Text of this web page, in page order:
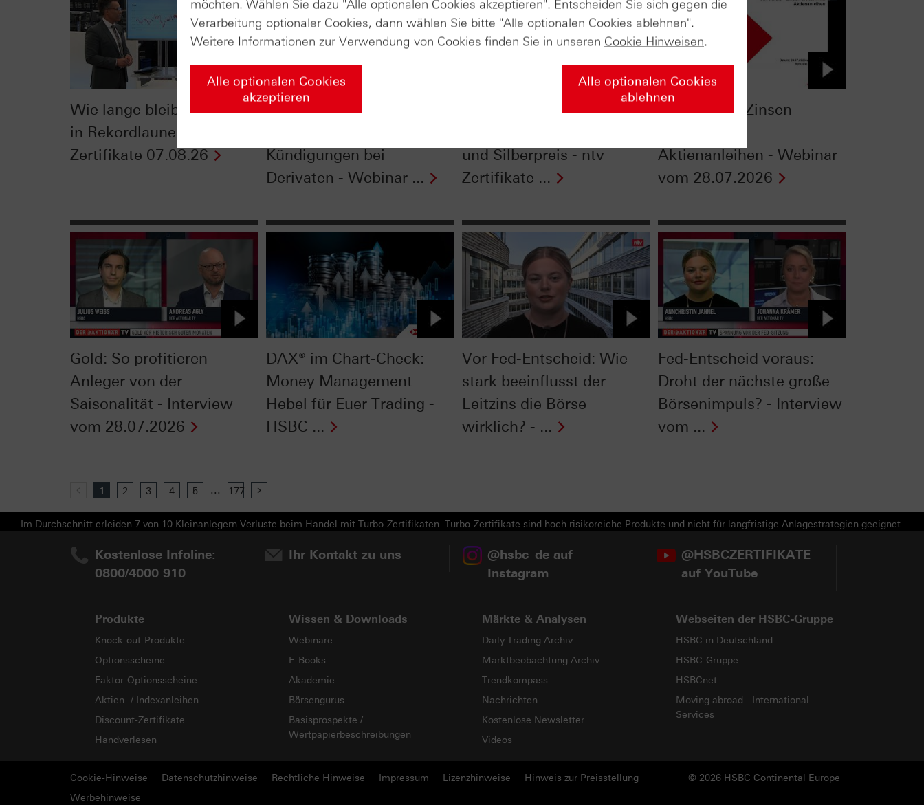
Wie lange bleibt der DAX®
in Rekordlaune? - ntv
Zertifikate 07.08.26
Der Blick ins
Kündigungen bei
Derivaten - Webinar ...
Der Einfluss der
und Silberpreis - ntv
Zertifikate ...
Checkliste - Zinsen
Aktienanleihen - Webinar
vom 28.07.2026
Gold: So profitieren
Anleger von der
Saisonalität - Interview
vom 28.07.2026
DAX® im Chart-Check:
Money Management -
Hebel für Euer Trading -
HSBC ...
Vor Fed-Entscheid: Wie
stark beeinflusst der
Leitzins die Börse
wirklich? - ...
Fed-Entscheid voraus:
Droht der nächste große
Börsenimpuls? - Interview
vom ...
Previous
1 2 3 4 5 ... 177
Im Durchschnitt erleiden 7 von 10 Kleinanlegern Verluste beim Handel mit Turbo-Zertifikaten. Turbo-Zertifikate sind hoch risikoreiche Produkte und nicht für langfristige Anlagestrategien geeignet.
Kostenlose Infoline:
0800/4000 910
Ihr Kontakt zu uns
@hsbc_de auf
Instagram
@HSBCZERTIFIKATE
auf YouTube
Produkte
Knock-out-Produkte
Optionsscheine
Faktor-Optionsscheine
Aktien- / Indexanleihen
Discount-Zertifikate
Handverlesen
Wissen & Downloads
Webinare
E-Books
Akademie
Börsengurus
Basisprospekte /
Wertpapierbeschreibungen
Märkte & Analysen
Daily Trading Archiv
Marktbeobachtung Archiv
Trendkompass
Nachrichten
Kostenlose Newsletter
Videos
Webseiten der HSBC-Gruppe
HSBC in Deutschland
HSBC-Gruppe
HSBCnet
Moving abroad - International
Services
Cookie-Hinweise Datenschutzhinweise Rechtliche Hinweise Impressum Lizenzhinweise © 2026 HSBC Continental Europe
Hinweis zur Preisstellung
Werbehinweise
möchten. Wählen Sie dazu "Alle optionalen Cookies akzeptieren". Entscheiden Sie sich gegen die
Verarbeitung optionaler Cookies, dann wählen Sie bitte "Alle optionalen Cookies ablehnen".
Weitere Informationen zur Verwendung von Cookies finden Sie in unseren Cookie Hinweisen.
Alle optionalen Cookies
akzeptieren
Alle optionalen Cookies
ablehnen